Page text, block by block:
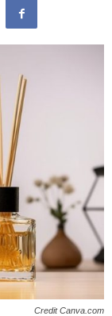
Credit Canva.com